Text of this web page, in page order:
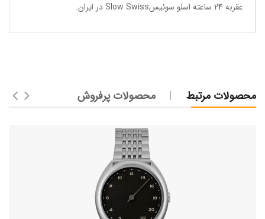
عقربه 24 ساعته اسلو سوئیسSlow Swiss در ایران
.
محصولات مرتبط محصولات پرفروش